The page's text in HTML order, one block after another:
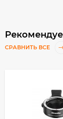
СРАВНИТЬ ВСЕ